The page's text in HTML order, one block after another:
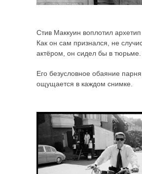
Стив Маккуин воплотил архетип
Как он сам признался, не
актёром, он сидел бы в тюрьме.
Его безусловное обаяние
ощущается в каждом снимке.